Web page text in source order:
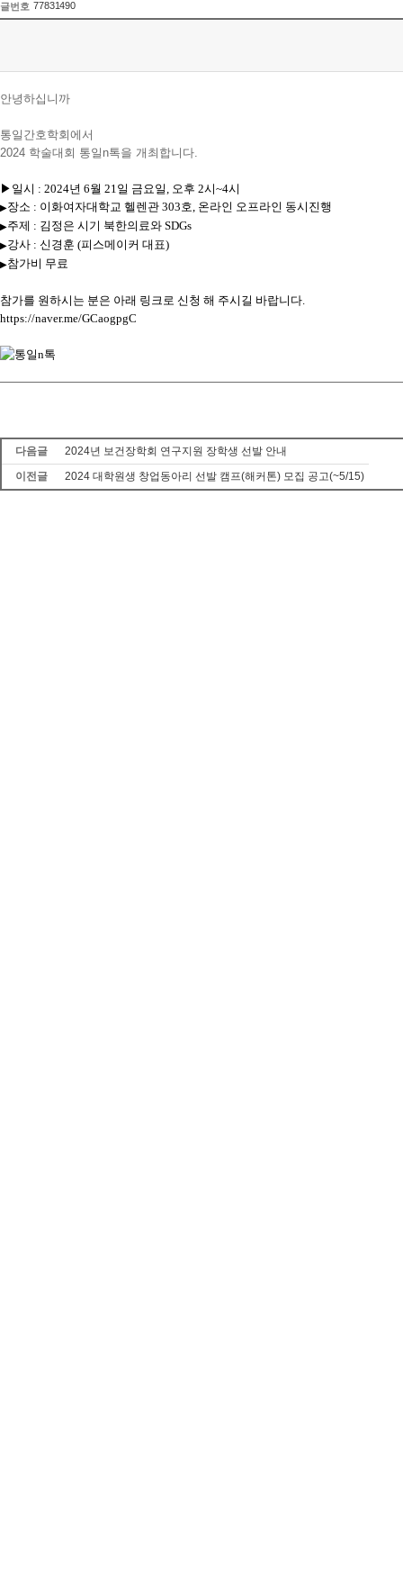
글번호 77831490
안녕하십니까
통일간호학회에서
2024 학술대회 통일n톡을 개최합니다.
▶일시 : 2024년 6월 21일 금요일, 오후 2시~4시
▶장소 : 이화여자대학교 헬렌관 303호, 온라인 오프라인 동시진행
▶주제 : 김정은 시기 북한의료와 SDGs
▶강사 : 신경훈 (피스메이커 대표)
▶참가비 무료
참가를 원하시는 분은 아래 링크로 신청 해 주시길 바랍니다.
https://naver.me/GCaogpgC
다음글
2024년 보건장학회 연구지원 장학생 선발 안내
이전글
2024 대학원생 창업동아리 선발 캠프(해커톤) 모집 공고(~5/15)